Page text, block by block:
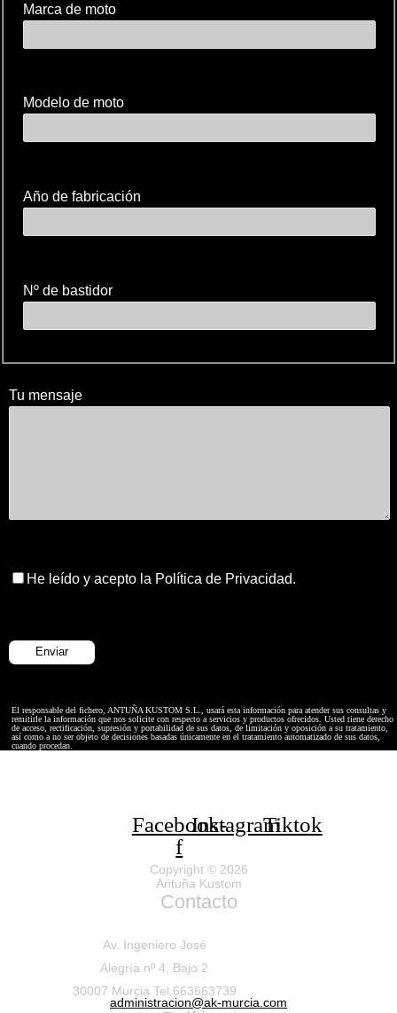
Marca de moto
Modelo de moto
Año de fabricación
Nº de bastidor
Tu mensaje
He leído y acepto la Política de Privacidad.
El responsable del fichero, ANTUÑA KUSTOM S.L., usará esta información para atender sus consultas y
remitirle la información que nos solicite con respecto a servicios y productos ofrecidos. Usted tiene derecho
de acceso, rectificación, supresión y portabilidad de sus datos, de limitación y oposición a su tratamiento,
así como a no ser objeto de decisiones basadas únicamente en el tratamiento automatizado de sus datos,
cuando procedan.
Facebook-
f
InstagramTiktok
Copyright © 2026
Antuña Kustom
Contacto
Av. Ingeniero José
Alegría nº 4, Bajo 2
30007 Murcia Tel.663663739
administracion@ak-murcia.com